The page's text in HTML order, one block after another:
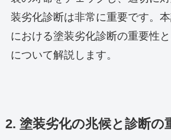
装劣化診断は非常に重要です。
における塗装劣化診断の重要性
について解説します。
2. 塗装劣化の兆候と診断の